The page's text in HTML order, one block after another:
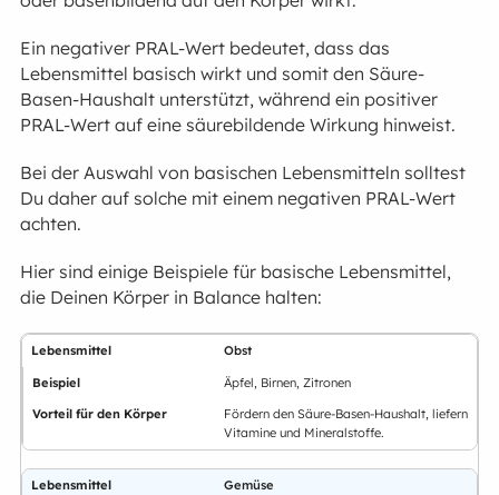
Ein negativer PRAL-Wert bedeutet, dass das
Lebensmittel basisch wirkt und somit den Säure-
Basen-Haushalt unterstützt, während ein positiver
PRAL-Wert auf eine säurebildende Wirkung hinweist.
Bei der Auswahl von basischen Lebensmitteln solltest
Du daher auf solche mit einem negativen PRAL-Wert
achten.
Hier sind einige Beispiele für basische Lebensmittel,
die Deinen Körper in Balance halten:
Obst
Äpfel, Birnen, Zitronen
Fördern den Säure-Basen-Haushalt, liefern
Vitamine und Mineralstoffe.
Gemüse